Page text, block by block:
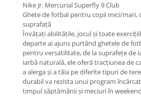
Nike Jr. Mercurial Superfly 9 Club
Ghete de fotbal pentru copii mici/mari,
suprafață
Învățați abilitățile, jocul și toate
departe ai ajuns purtând ghetele de
pentru versatilitate, de la suprafețe de
iarbă naturală, ele oferă tracțiunea de
a alerga și a tăia pe diferite tipuri de
durabil va rezista unui program
timpul săptămânii și meciuri în